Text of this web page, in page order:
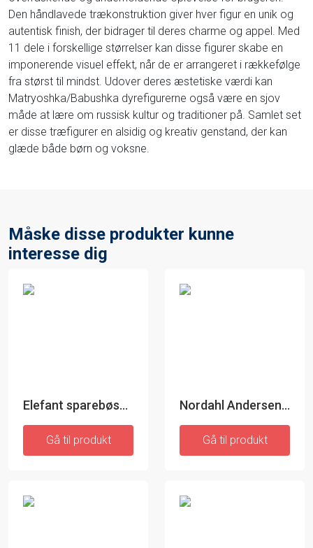
Den håndlavede trækonstruktion giver hver figur en unik og
autentisk finish, der bidrager til deres charme og appel. Med
11 dele i forskellige størrelser kan disse figurer skabe en
imponerende visuel effekt, når de er arrangeret i rækkefølge
fra størst til mindst. Udover deres æstetiske værdi kan
Matryoshka/Babushka dyrefigurerne også være en sjov
måde at lære om russisk kultur og traditioner på. Samlet set
er disse træfigurer en alsidig og kreativ genstand, der kan
glæde både børn og voksne.
Måske disse produkter kunne
interesse dig
Elefant sparebøsse - Nordahl Andersen
Gå til produkt
Nordahl Andersen Sparebøsse Bamse
Gå til produkt